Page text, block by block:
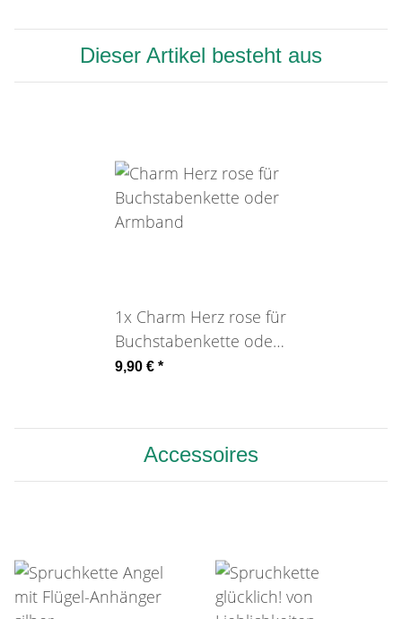
Dieser Artikel besteht aus
1x Charm Herz rose für
Buchstabenkette oder
Armband
9,90 € *
Accessoires